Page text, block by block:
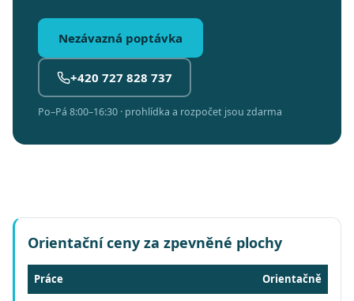
Nezávazná poptávka
+420 727 828 737
Po–Pá 8:00–16:30 · prohlídka a rozpočet jsou zdarma
Orientační ceny za zpevněné plochy
Práce Orientačně